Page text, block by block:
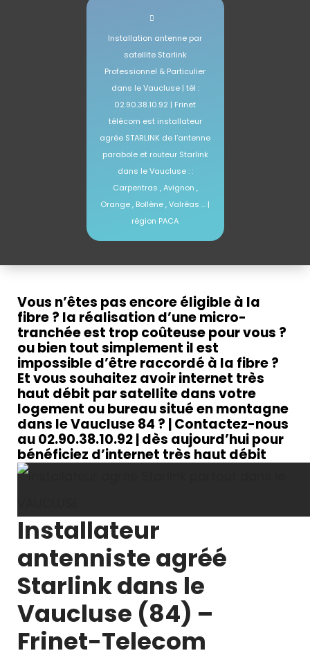
Installation antenne par
satellite Starlink
Professionnel & Particulier
dans le Vaucluse | tél :
02.90.38.10.92 | Frinet
télécom est installateur
agrée STARLINK de l’antenne
parabole et routeur Starlink
dans le Vaucluse : :
Carpentras , Avignon ,
Orange , Bollène , Valréas … |
région PACA
Vous n’êtes pas encore éligible à la
fibre ? la réalisation d’une micro-
tranchée est trop coûteuse pour vous ?
ou bien tout simplement il est
impossible d’être raccordé à la fibre ?
Et vous souhaitez avoir internet très
haut débit par satellite dans votre
logement ou bureau situé en montagne
dans le Vaucluse 84 ? | Contactez-nous
au 02.90.38.10.92 | dès aujourd’hui pour
bénéficiez d’internet très haut débit
Installateur
antenniste agréé
Starlink dans le
Vaucluse (84) –
Frinet-Telecom